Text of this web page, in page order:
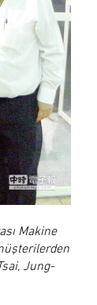
Makine
Jung-